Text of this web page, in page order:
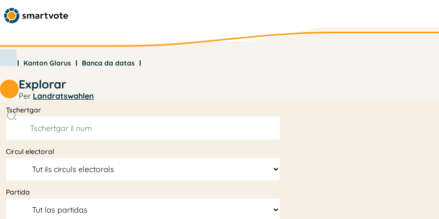
Kanton Glarus Banca da datas
Explorar
Per Landratswahlen
Tschertgar
Circul electoral
Partida